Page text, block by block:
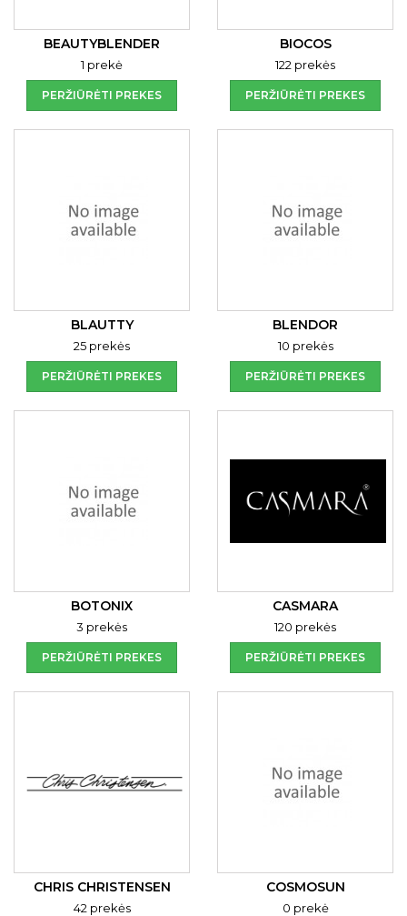
BEAUTYBLENDER
1 prekė
PERŽIŪRĖTI PREKES
BIOCOS
122 prekės
PERŽIŪRĖTI PREKES
BLAUTTY
25 prekės
PERŽIŪRĖTI PREKES
BLENDOR
10 prekės
PERŽIŪRĖTI PREKES
BOTONIX
3 prekės
PERŽIŪRĖTI PREKES
CASMARA
120 prekės
PERŽIŪRĖTI PREKES
CHRIS CHRISTENSEN
42 prekės
COSMOSUN
0 prekė